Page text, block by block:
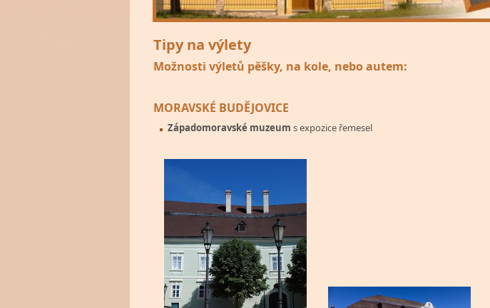
Tipy na výlety
Možnosti výletů pěšky, na kole, nebo autem:
MORAVSKÉ BUDĚJOVICE
Západomoravské muzeum s expozice řemesel